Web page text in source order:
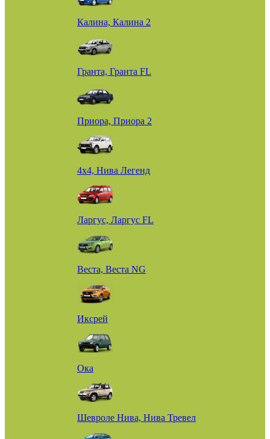
Калина, Калина 2
Гранта, Гранта FL
Приора, Приора 2
4х4, Нива Легенд
Ларгус, Ларгус FL
Веста, Веста NG
Иксрей
Ока
Шевроле Нива, Нива Тревел